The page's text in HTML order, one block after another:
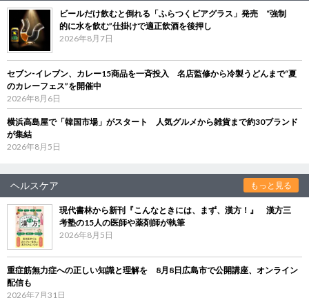
ビールだけ飲むと倒れる「ふらつくビアグラス」発売 “強制
的に水を飲む”仕掛けで適正飲酒を後押し
2026年8月7日
セブン‐イレブン、カレー15商品を一斉投入 名店監修から冷製うどんまで“夏
のカレーフェス”を開催中
2026年8月6日
横浜高島屋で「韓国市場」がスタート 人気グルメから雑貨まで約30ブランド
が集結
2026年8月5日
ヘルスケア もっと見る
現代書林から新刊『こんなときには、まず、漢方！』 漢方三
考塾の15人の医師や薬剤師が執筆
2026年8月5日
重症筋無力症への正しい知識と理解を 8月8日広島市で公開講座、オンライン
配信も
2026年7月31日